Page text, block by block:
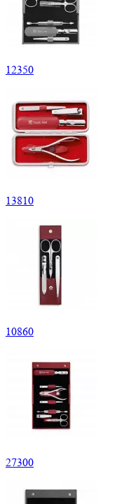
12350
13810
10860
27300